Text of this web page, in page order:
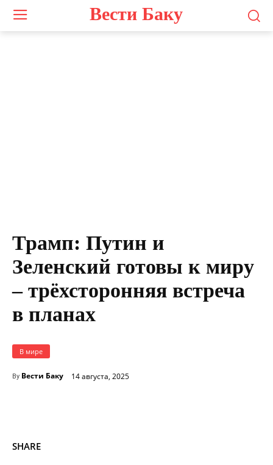
Вести Баку
Трамп: Путин и
Зеленский готовы к миру
– трёхсторонняя встреча
в планах
В мире
By Вести Баку 14 августа, 2025
SHARE